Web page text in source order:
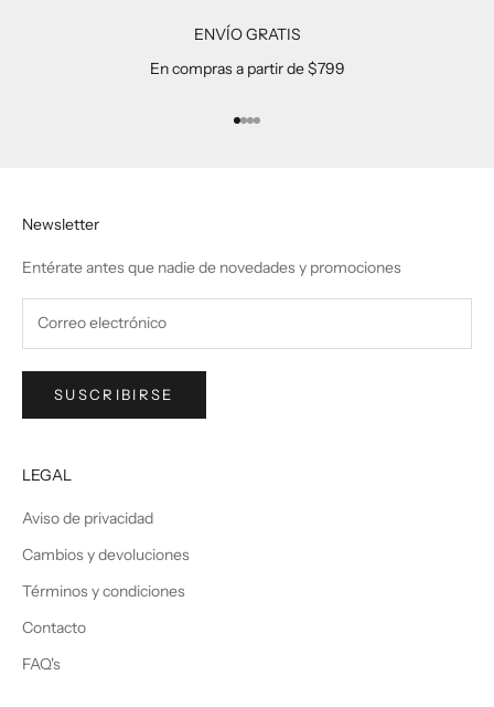
ENVÍO GRATIS
En compras a partir de $799
Ir al artículo 1
Ir al artículo 2
Ir al artículo 3
Ir al artículo 4
Newsletter
Entérate antes que nadie de novedades y promociones
SUSCRIBIRSE
LEGAL
Aviso de privacidad
Cambios y devoluciones
Términos y condiciones
Contacto
FAQ's